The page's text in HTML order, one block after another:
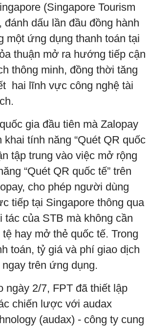
(Singapore Tourism
đánh dấu lần đầu đồng hành
một ứng dụng thanh toán tại
thuận mở ra hướng tiếp cận
thông minh, đồng thời tăng
hai lĩnh vực công nghệ tài
gia đầu tiên mà Zalopay
khai tính năng “Quét QR quốc
tập trung vào việc mở rộng
“Quét QR quốc tế” trên
cho phép người dùng
tiếp tại Singapore thông qua
tác của STB mà không cần
hay mở thẻ quốc tế. Trong
toán, tỷ giá và phí giao dịch
trên ứng dụng.
ngày 2/7, FPT đã thiết lập
chiến lược với audax
(audax) - công ty cung